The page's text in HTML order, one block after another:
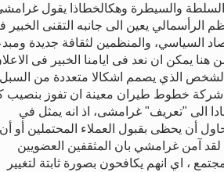
والسيطرة وهكالخطاذا يقول
الرأسمالي يعين الى جانبه التقنى الخبير
السياسي، والمنظمين لثقافة جديدة
هنا يمكن ان نعد فى ايامنا الخبير فى
الشخص الذي يصمم اشكالا متعددة من السبل
خطوط طيران معينة ان تفوز بنصيب
الى "تعريف" غرامشى، اذ انه يمثل في
أن يحظى بقبول العملاء المحتملين أو أن
آمن غرامشي بان المثقفين العضويين
، اي انهم يكافحون بصورة ثابتة لتغيير